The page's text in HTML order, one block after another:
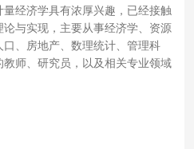
经济学具有浓厚兴趣，已经接触
与实现，主要从事经济学、资源
、房地产、数理统计、管理科
师、研究员，以及相关专业领域